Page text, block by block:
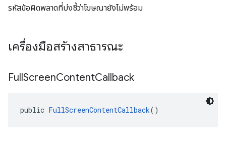
รหัสข้อผิดพลาดที่บ่งชี้ว่าโฆษณายังไม่พร้อม
เครื่องมือสร้างสาธารณะ
FullScreenContentCallback
public FullScreenContentCallback()